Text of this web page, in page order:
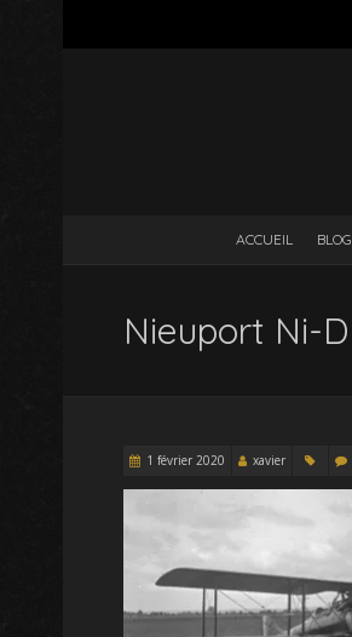
ACCUEIL BLOG
Nieuport Ni-D
1 février 2020 xavier